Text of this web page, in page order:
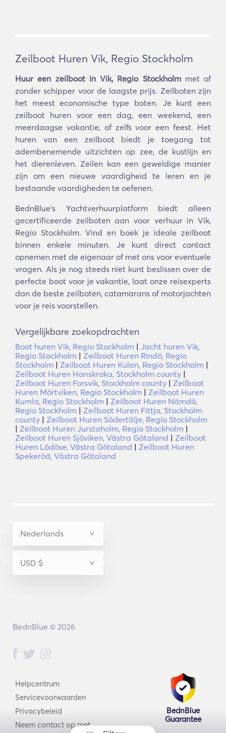
Zeilboot Huren Vik, Regio Stockholm
Huur een zeilboot in Vik, Regio Stockholmmet of
zonder schipper voor de laagste prijs. Zeilboten zijn
het meest economische type boten. Je kunt een
zeilboot huren voor een dag, een weekend, een
meerdaagse vakantie, of zelfs voor een feest. Het
huren van een zeilboot biedt je toegang tot
adembenemende uitzichten op zee, de kustlijn en
het dierenleven. Zeilen kan een geweldige manier
zijn om een nieuwe vaardigheid te leren en je
bestaande vaardigheden te oefenen.
BednBlue's Yachtverhuurplatform biedt alleen
gecertificeerde zeilboten aan voor verhuur in Vik,
Regio Stockholm. Vind en boek je ideale zeilboot
binnen enkele minuten. Je kunt direct contact
opnemen met de eigenaar of met ons voor eventuele
vragen. Als je nog steeds niet kunt beslissen over de
perfecte boot voor je vakantie, laat onze reisexperts
dan de beste zeilboten, catamarans of motorjachten
voor je reis voorstellen.
Vergelijkbare zoekopdrachten
Boot huren Vik, Regio Stockholm | Jacht huren Vik,
Regio Stockholm | Zeilboot Huren Rindö, Regio
Stockholm | Zeilboot Huren Kulan, Regio Stockholm |
Zeilboot Huren Hanskroka, Stockholm county |
Zeilboot Huren Forsvik, Stockholm county | Zeilboot
Huren Mörtviken, Regio Stockholm | Zeilboot Huren
Kumla, Regio Stockholm | Zeilboot Huren Nämdö,
Regio Stockholm | Zeilboot Huren Fittja, Stockholm
county | Zeilboot Huren Södertälje, Regio Stockholm
| Zeilboot Huren Jurstaholm, Regio Stockholm |
Zeilboot Huren Sjöviken, Västra Götaland | Zeilboot
Huren Lödöse, Västra Götaland | Zeilboot Huren
Spekeröd, Västra Götaland
Helpcentrum
Servicevoorwaarden
Privacybeleid
Neem contact op met
BednBlue
Guarantee
BednBlue © 2026